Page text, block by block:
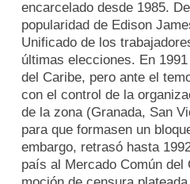
encarcelado desde 1985.
popularidad de Edison
Unificado de los
últimas elecciones. En
del Caribe, pero ante el
con el control de la
de la zona (Granada, San
para que formasen un
embargo, retrasó hasta
país al Mercado Común